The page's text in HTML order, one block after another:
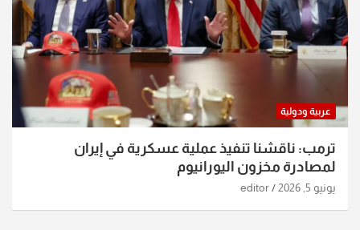
عربية ودولية
ترمب: ناقشنا تنفيذ عملية عسكرية في إيران
لمصادرة مخزون اليورانيوم
يونيو 5, 2026 editor